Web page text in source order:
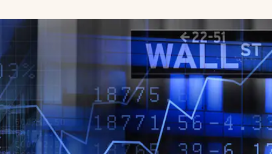
Clase
Clima
Mundial 2026
Eventos Corporativos